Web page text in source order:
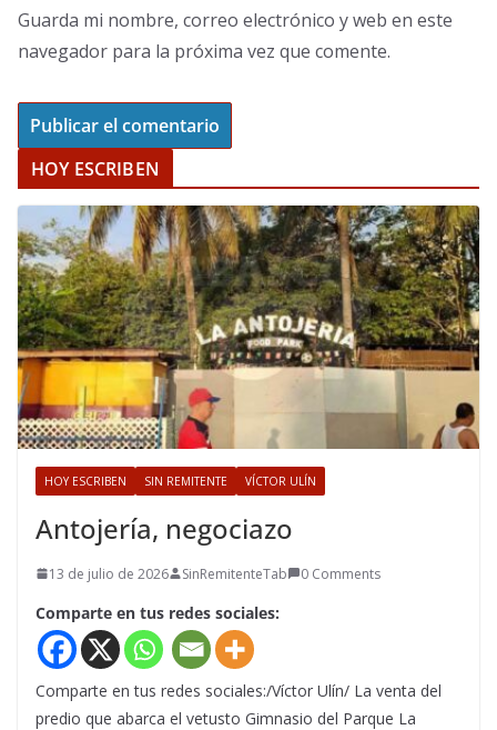
Guarda mi nombre, correo electrónico y web en este
navegador para la próxima vez que comente.
HOY ESCRIBEN
HOY ESCRIBEN SIN REMITENTE VÍCTOR ULÍN
Antojería, negociazo
13 de julio de 2026 SinRemitenteTab 0 Comments
Comparte en tus redes sociales:
Comparte en tus redes sociales:/Víctor Ulín/ La venta del
predio que abarca el vetusto Gimnasio del Parque La